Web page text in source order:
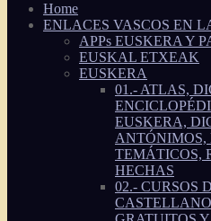
Home
ENLACES VASCOS EN
APPs EUSKERA Y
EUSKAL ETXEAK
EUSKERA
01.- ATLAS,
EUSKERA,
ANTÓNIMOS,
TEMÁTICOS,
HECHAS
02.- CURSOS